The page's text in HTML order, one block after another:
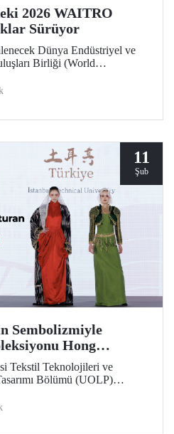
2026 WAITRO
Sürüyor
Dünya Endüstriyel ve
Birliği (World
11 Şubat günü
11
Şub
Sembolizmiyle
Hong
Tekstil Teknolojileri ve
Bölümü (UOLP)
Görgün’ün